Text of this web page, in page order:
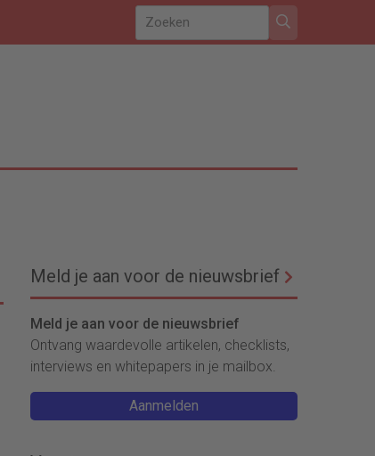
Meld je aan voor de nieuwsbrief
Meld je aan voor de nieuwsbrief
Ontvang waardevolle artikelen, checklists,
interviews en whitepapers in je mailbox.
Aanmelden